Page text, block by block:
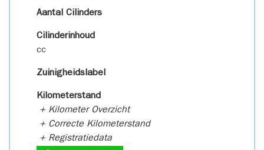
Aantal Cilinders
Cilinderinhoud
cc
Zuinigheidslabel
Kilometerstand
+ Kilometer Overzicht
+ Correcte Kilometerstand
+ Registratiedata